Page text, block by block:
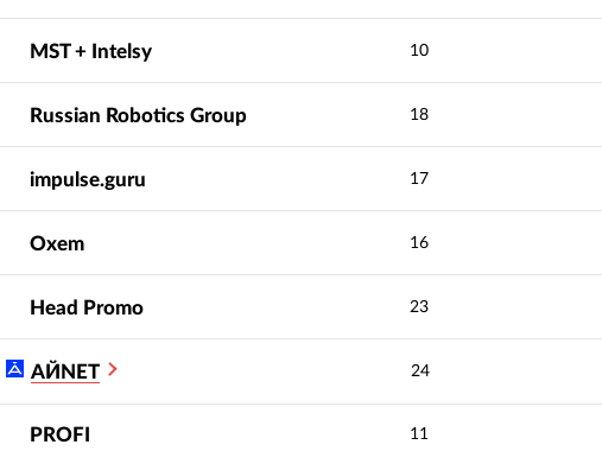
MST + Intelsy 10
Russian Robotics Group 18
impulse.guru 17
Oxem 16
Head Promo 23
АЙNET 24
PROFI 11